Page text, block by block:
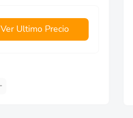
Ver Ultimo Precio